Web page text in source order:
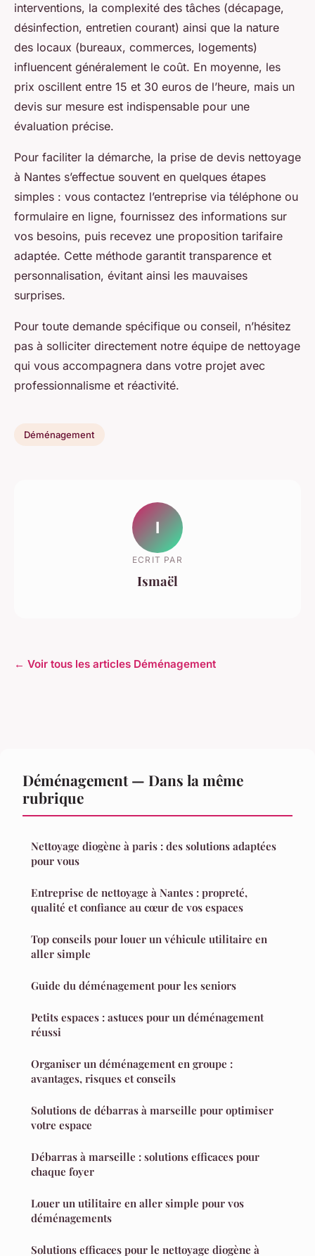
interventions, la complexité des tâches (décapage,
désinfection, entretien courant) ainsi que la nature
des locaux (bureaux, commerces, logements)
influencent généralement le coût. En moyenne, les
prix oscillent entre 15 et 30 euros de l’heure, mais un
devis sur mesure est indispensable pour une
évaluation précise.
Pour faciliter la démarche, la prise de devis nettoyage
à Nantes s’effectue souvent en quelques étapes
simples : vous contactez l’entreprise via téléphone ou
formulaire en ligne, fournissez des informations sur
vos besoins, puis recevez une proposition tarifaire
adaptée. Cette méthode garantit transparence et
personnalisation, évitant ainsi les mauvaises
surprises.
Pour toute demande spécifique ou conseil, n’hésitez
pas à solliciter directement notre équipe de nettoyage
qui vous accompagnera dans votre projet avec
professionnalisme et réactivité.
Déménagement
I
ECRIT PAR
Ismaël
← Voir tous les articles Déménagement
Déménagement — Dans la même
rubrique
Nettoyage diogène à paris : des solutions adaptées
pour vous
Entreprise de nettoyage à Nantes : propreté,
qualité et confiance au cœur de vos espaces
Top conseils pour louer un véhicule utilitaire en
aller simple
Guide du déménagement pour les seniors
Petits espaces : astuces pour un déménagement
réussi
Organiser un déménagement en groupe :
avantages, risques et conseils
Solutions de débarras à marseille pour optimiser
votre espace
Débarras à marseille : solutions efficaces pour
chaque foyer
Louer un utilitaire en aller simple pour vos
déménagements
Solutions efficaces pour le nettoyage diogène à